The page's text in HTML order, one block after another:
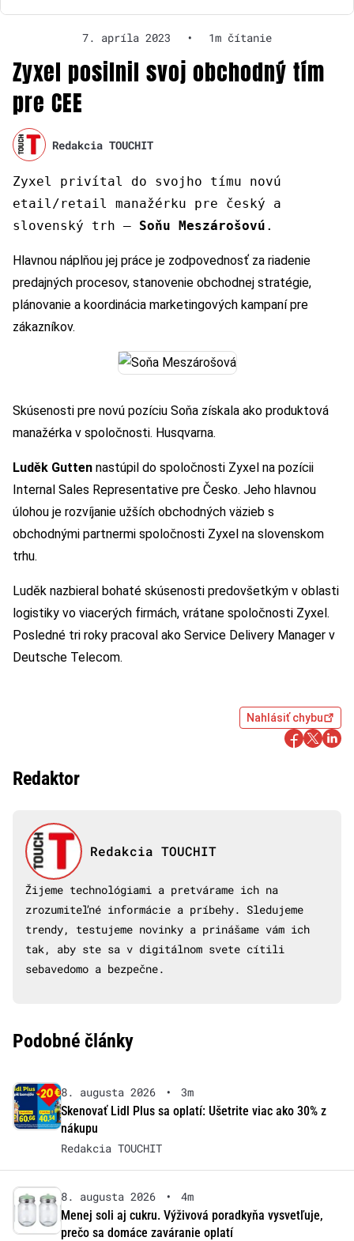
7. apríla 2023 • 1m čítanie
Zyxel posilnil svoj obchodný tím
pre CEE
Redakcia TOUCHIT
Zyxel privítal do svojho tímu novú
etail/retail manažérku pre český a
slovenský trh – Soňu Meszárošovú .
Hlavnou náplňou jej práce je zodpovednosť za riadenie
predajných procesov, stanovenie obchodnej stratégie,
plánovanie a koordinácia marketingových kampaní pre
zákazníkov.
Skúsenosti pre novú pozíciu Soňa získala ako produktová
manažérka v spoločnosti. Husqvarna.
Luděk Gutten nastúpil do spoločnosti Zyxel na pozícii
Internal Sales Representative pre Česko. Jeho hlavnou
úlohou je rozvíjanie užších obchodných väzieb s
obchodnými partnermi spoločnosti Zyxel na slovenskom
trhu.
Luděk nazbieral bohaté skúsenosti predovšetkým v oblasti
logistiky vo viacerých firmách, vrátane spoločnosti Zyxel.
Posledné tri roky pracoval ako Service Delivery Manager v
Deutsche Telecom.
Nahlásiť chybu
Redaktor
Redakcia TOUCHIT
Žijeme technológiami a pretvárame ich na
zrozumiteľné informácie a príbehy. Sledujeme
trendy, testujeme novinky a prinášame vám ich
tak, aby ste sa v digitálnom svete cítili
sebavedomo a bezpečne.
Podobné články
8. augusta 2026 •
3m
Skenovať Lidl Plus sa oplatí: Ušetrite viac ako 30% z
nákupu
Redakcia TOUCHIT
8. augusta 2026 •
4m
Menej soli aj cukru. Výživová poradkyňa vysvetľuje,
prečo sa domáce zaváranie oplatí